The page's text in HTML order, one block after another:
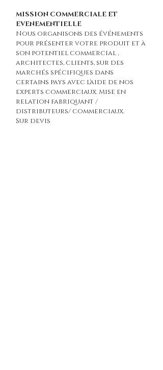
MISSION COMMERCIALE ET
EVENEMENTIELLE
Nous organisons des événements
pour présenter votre produit et à
son potentiel commercial ,
architectes, clients, sur des
marchés spécifiques dans
certains pays avec l'aide de nos
experts commerciaux. Mise en
relation fabriquant /
distributeurs/ commerciaux.
Sur devis